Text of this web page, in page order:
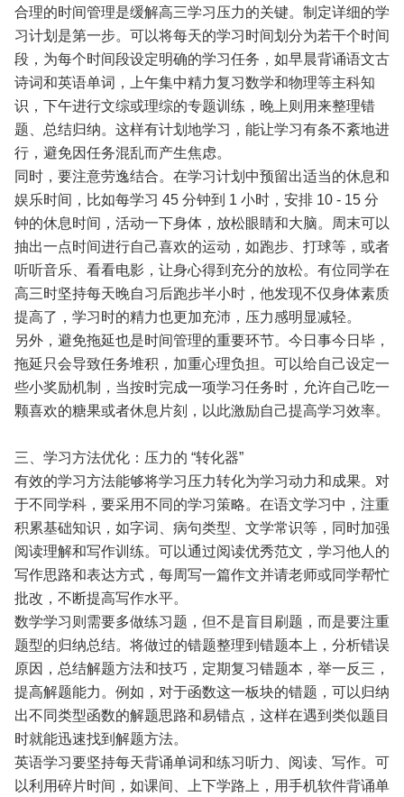
合理的时间管理是缓解高三学习压力的关键。制定详细的学
习计划是第一步。可以将每天的学习时间划分为若干个时间
段，为每个时间段设定明确的学习任务，如早晨背诵语文古
诗词和英语单词，上午集中精力复习数学和物理等主科知
识，下午进行文综或理综的专题训练，晚上则用来整理错
题、总结归纳。这样有计划地学习，能让学习有条不紊地进
行，避免因任务混乱而产生焦虑。
同时，要注意劳逸结合。在学习计划中预留出适当的休息和
娱乐时间，比如每学习 45 分钟到 1 小时，安排 10 - 15 分
钟的休息时间，活动一下身体，放松眼睛和大脑。周末可以
抽出一点时间进行自己喜欢的运动，如跑步、打球等，或者
听听音乐、看看电影，让身心得到充分的放松。有位同学在
高三时坚持每天晚自习后跑步半小时，他发现不仅身体素质
提高了，学习时的精力也更加充沛，压力感明显减轻。
另外，避免拖延也是时间管理的重要环节。今日事今日毕，
拖延只会导致任务堆积，加重心理负担。可以给自己设定一
些小奖励机制，当按时完成一项学习任务时，允许自己吃一
颗喜欢的糖果或者休息片刻，以此激励自己提高学习效率。
三、学习方法优化：压力的 “转化器”
有效的学习方法能够将学习压力转化为学习动力和成果。对
于不同学科，要采用不同的学习策略。在语文学习中，注重
积累基础知识，如字词、病句类型、文学常识等，同时加强
阅读理解和写作训练。可以通过阅读优秀范文，学习他人的
写作思路和表达方式，每周写一篇作文并请老师或同学帮忙
批改，不断提高写作水平。
数学学习则需要多做练习题，但不是盲目刷题，而是要注重
题型的归纳总结。将做过的错题整理到错题本上，分析错误
原因，总结解题方法和技巧，定期复习错题本，举一反三，
提高解题能力。例如，对于函数这一板块的错题，可以归纳
出不同类型函数的解题思路和易错点，这样在遇到类似题目
时就能迅速找到解题方法。
英语学习要坚持每天背诵单词和练习听力、阅读、写作。可
以利用碎片时间，如课间、上下学路上，用手机软件背诵单